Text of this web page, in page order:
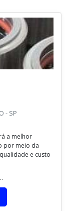
- SP
a melhor
por meio da
e custo